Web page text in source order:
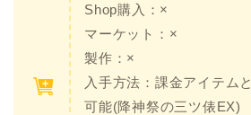
Shop購入：×
マーケット：×
製作：×
入手方法：課金アイテム
可能(降神祭の三ツ俵EX)